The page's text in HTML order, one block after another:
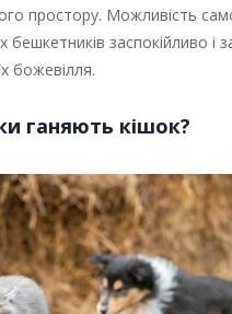
простору. Можливість
бешкетників заспокійливо і
божевілля.
ганяють кішок?